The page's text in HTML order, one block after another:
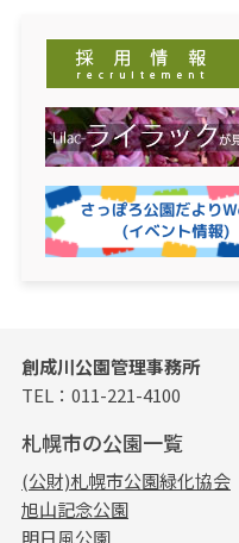
創成川公園管理事務所
TEL：011-221-4100
札幌市の公園一覧
(公財)札幌市公園緑化協会
旭山記念公園
明日風公園